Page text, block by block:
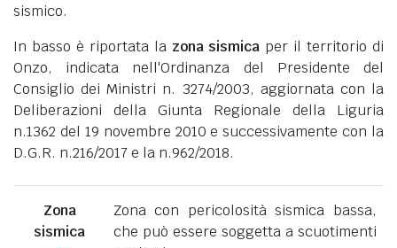
sismico.
In basso è riportata la zona sismica per il territorio di
Onzo, indicata nell'Ordinanza del Presidente del
Consiglio dei Ministri n. 3274/2003, aggiornata con la
Deliberazioni della Giunta Regionale della Liguria
n.1362 del 19 novembre 2010 e successivamente con la
D.G.R. n.216/2017 e la n.962/2018.
Zona
sismica
Zona con pericolosità sismica bassa,
che può essere soggetta a scuotimenti